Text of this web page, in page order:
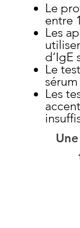
Le
entre
Les
d’IgE
Le
Les